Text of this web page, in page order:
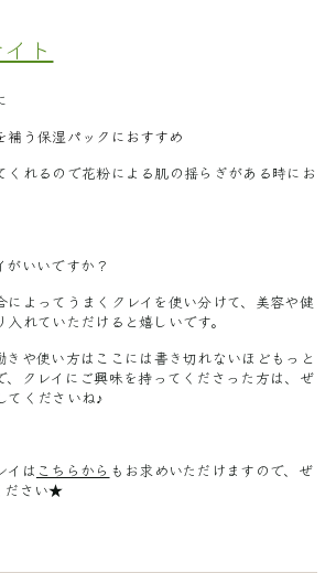
ト
補う保湿パックにおすすめ
くれるので花粉による肌の揺らぎがある時にお
いいですか？
によってうまくクレイを使い分けて、美容や健
れていただけると嬉しいです。
きや使い方は ここには書き切れないほどもっと
、クレイにご興味を持ってくださった方は、ぜ
てくださいね♪
イはこちらからもお求めいただけますので、ぜ
ださい★